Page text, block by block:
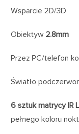
Wsparcie 2D/3D
Obiektyw 2.8mm
Przez PC/telefon
Światło
6 sztuk matrycy IR
pełnego koloru